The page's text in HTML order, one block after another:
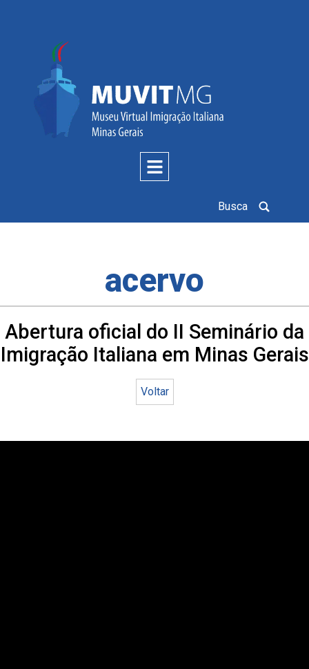
Busca
acervo
Abertura oficial do II Seminário da
Imigração Italiana em Minas Gerais
Voltar